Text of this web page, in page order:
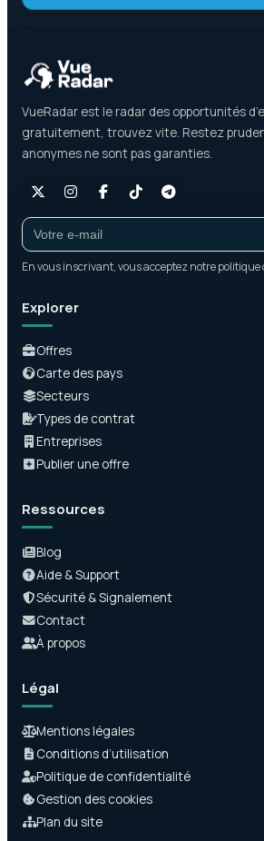
VueRadar est le radar des opportunités
gratuitement, trouvez vite. Restez
anonymes ne sont pas garanties.
En vous inscrivant, vous acceptez notre
Explorer
Offres
Carte des pays
Secteurs
Types de contrat
Entreprises
Publier une offre
Ressources
Blog
Aide & Support
Sécurité & Signalement
Contact
À propos
Légal
Mentions légales
Conditions d’utilisation
Politique de confidentialité
Gestion des cookies
Plan du site